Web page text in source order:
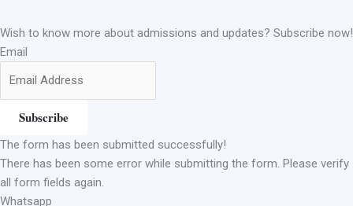
Wish to know more about admissions and updates? Subscribe now!
Email
Subscribe
The form has been submitted successfully!
There has been some error while submitting the form. Please verify
all form fields again.
Whatsapp